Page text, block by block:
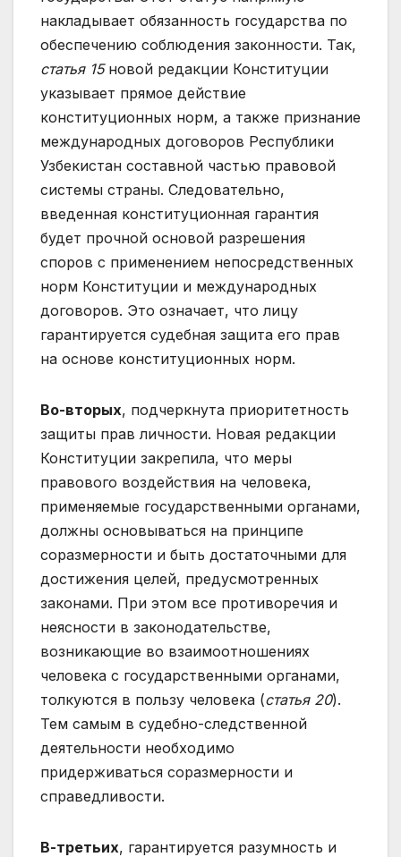
накладывает обязанность государства по
обеспечению соблюдения законности. Так,
статья 15новой редакции Конституции
указывает прямое действие
конституционных норм, а также признание
международных договоров Республики
Узбекистан составной частью правовой
системы страны. Следовательно,
введенная конституционная гарантия
будет прочной основой разрешения
споров с применением непосредственных
норм Конституции и международных
договоров. Это означает, что лицу
гарантируется судебная защита его прав
на основе конституционных норм.
Во-вторых, подчеркнута приоритетность
защиты прав личности. Новая редакции
Конституции закрепила, что меры
правового воздействия на человека,
применяемые государственными органами,
должны основываться на принципе
соразмерности и быть достаточными для
достижения целей, предусмотренных
законами. При этом все противоречия и
неясности в законодательстве,
возникающие во взаимоотношениях
человека с государственными органами,
толкуются в пользу человека (статья 20).
Тем самым в судебно-следственной
деятельности необходимо
придерживаться соразмерности и
справедливости.
В-третьих, гарантируется разумность и